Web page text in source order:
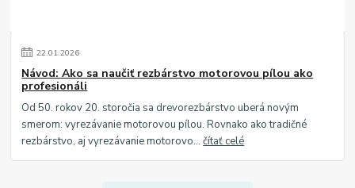
22.01.2026
Návod: Ako sa naučiť rezbárstvo motorovou pílou ako
profesionáli
Od 50. rokov 20. storočia sa drevorezbárstvo uberá novým
smerom: vyrezávanie motorovou pílou. Rovnako ako tradičné
rezbárstvo, aj vyrezávanie motorovo...čítať celé